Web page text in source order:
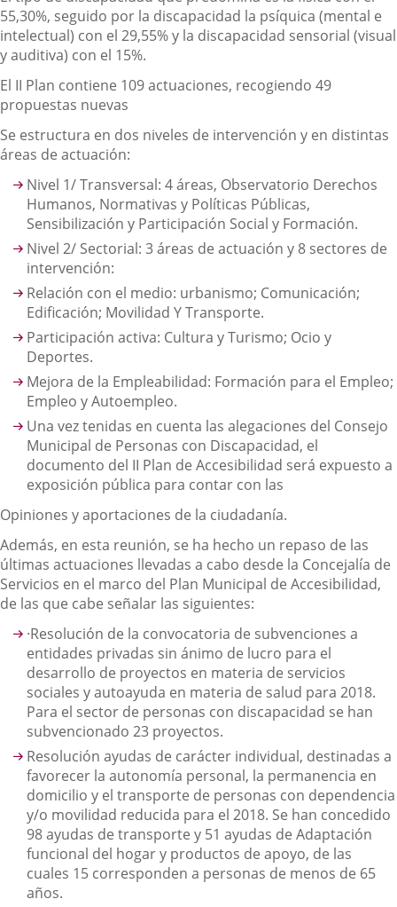
55,30%, seguido por la discapacidad la psíquica (mental e
intelectual) con el 29,55% y la discapacidad sensorial (visual
y auditiva) con el 15%.
El II Plan contiene 109 actuaciones, recogiendo 49
propuestas nuevas
Se estructura en dos niveles de intervención y en distintas
áreas de actuación:
Nivel 1/ Transversal: 4 áreas, Observatorio Derechos
Humanos, Normativas y Políticas Públicas,
Sensibilización y Participación Social y Formación.
Nivel 2/ Sectorial: 3 áreas de actuación y 8 sectores de
intervención:
Relación con el medio: urbanismo; Comunicación;
Edificación; Movilidad Y Transporte.
Participación activa: Cultura y Turismo; Ocio y
Deportes.
Mejora de la Empleabilidad: Formación para el Empleo;
Empleo y Autoempleo.
Una vez tenidas en cuenta las alegaciones del Consejo
Municipal de Personas con Discapacidad, el
documento del II Plan de Accesibilidad será expuesto a
exposición pública para contar con las
Opiniones y aportaciones de la ciudadanía.
Además, en esta reunión, se ha hecho un repaso de las
últimas actuaciones llevadas a cabo desde la Concejalía de
Servicios en el marco del Plan Municipal de Accesibilidad,
de las que cabe señalar las siguientes:
·Resolución de la convocatoria de subvenciones a
entidades privadas sin ánimo de lucro para el
desarrollo de proyectos en materia de servicios
sociales y autoayuda en materia de salud para 2018.
Para el sector de personas con discapacidad se han
subvencionado 23 proyectos.
Resolución ayudas de carácter individual, destinadas a
favorecer la autonomía personal, la permanencia en
domicilio y el transporte de personas con dependencia
y/o movilidad reducida para el 2018. Se han concedido
98 ayudas de transporte y 51 ayudas de Adaptación
funcional del hogar y productos de apoyo, de las
cuales 15 corresponden a personas de menos de 65
años.